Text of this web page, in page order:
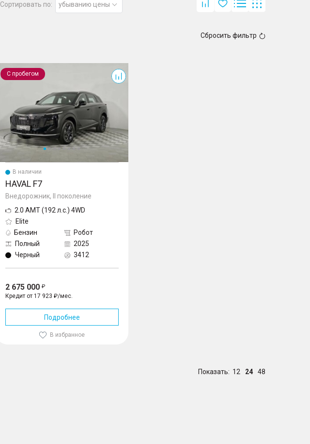
Сортировать по: убыванию цены
Сбросить фильтр
С пробегом
В наличии
HAVAL F7
Внедорожник, II поколение
2.0 AMT (192 л.с.) 4WD
Elite
Бензин
Робот
Полный
2025
Черный
3412
2 675 000
Кредит от 17 923 ₽/мес.
Подробнее
В избранное
Показать: 12 24 48